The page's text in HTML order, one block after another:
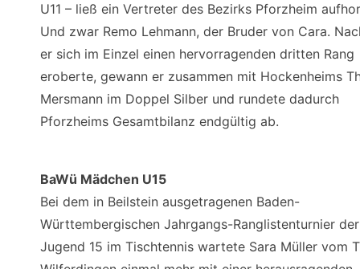
U11 – ließ ein Vertreter des Bezirks Pforzheim
Und zwar Remo Lehmann, der Bruder von Cara.
er sich im Einzel einen hervorragenden dritten Rang
eroberte, gewann er zusammen mit Hockenheims
Mersmann im Doppel Silber und rundete dadurch
Pforzheims Gesamtbilanz endgültig ab.
BaWü Mädchen U15
Bei dem in Beilstein ausgetragenen Baden-
Württembergischen Jahrgangs-Ranglistenturnier der
Jugend 15 im Tischtennis wartete Sara Müller vom